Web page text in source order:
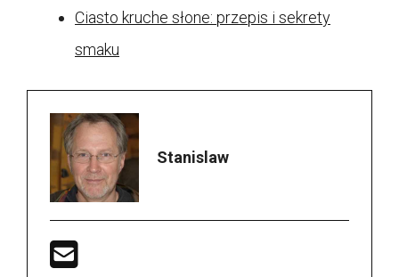
Ciasto kruche słone: przepis i sekrety
smaku
Stanislaw